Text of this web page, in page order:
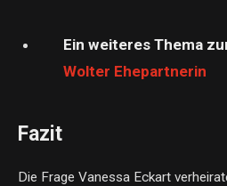
Ein weiteres Thema
Wolter Ehepartnerin
Fazit
Die Frage Vanessa Eckart